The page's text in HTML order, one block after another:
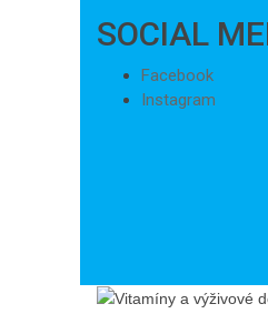
SOCIAL
Facebook
Instagram